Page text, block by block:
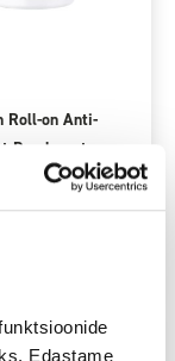
Edastame
Roll-on Anti-
Deodorant
Skin